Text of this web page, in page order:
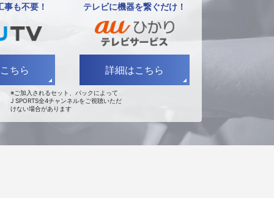
事も不要！
ちら
テレビに機器を繋ぐだけ！
詳細はこちら
※ご加入されるセット、パックによって
J SPORTS全4チャンネルをご視聴いただ
けない場合があります